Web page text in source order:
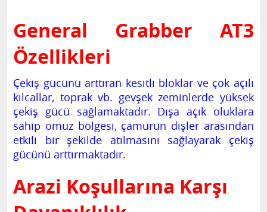
General Grabber AT3
Özellikleri
Çekiş gücünü arttıran kesitli bloklar ve çok açılı
kılcallar, toprak vb. gevşek zeminlerde yüksek
çekiş gücü sağlamaktadır. Dışa açık oluklara
sahip omuz bölgesi, çamurun dişler arasından
etkili bir şekilde atılmasını sağlayarak çekiş
gücünü arttırmaktadır.
Arazi Koşullarına Karşı